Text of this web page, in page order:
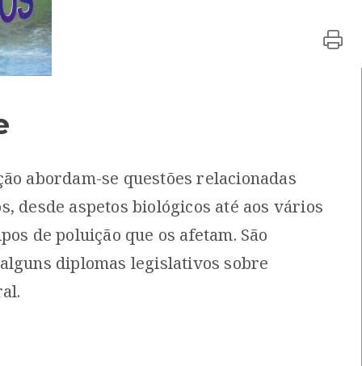
Oceano Profundo
do CMIA
[Livros]
do Mar
Ambiental e outros
Ambiental e outros
abordam-se questões relacionadas
desde aspetos biológicos até aos vários
de poluição que os afetam. São
diplomas legislativos sobre